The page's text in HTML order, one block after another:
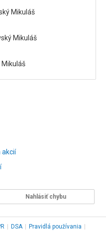
Mikuláš
Mikuláš
Mikuláš
akcií
Nahlásiť chybu
DSA Pravidlá používania